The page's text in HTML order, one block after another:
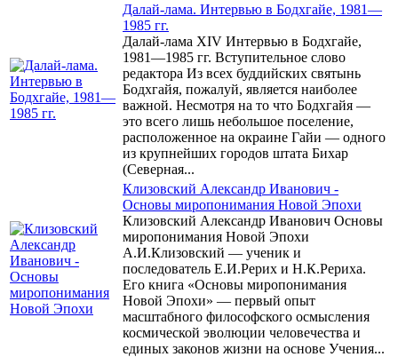
Далай-лама. Интервью в Бодхгайе, 1981—
1985 гг.
Далай-лама XIV Интервью в Бодхгайе,
1981—1985 гг. Вступительное слово
редактора Из всех буддийских святынь
Бодхгайя, пожалуй, является наиболее
важной. Несмотря на то что Бодхгайя —
это всего лишь небольшое поселение,
расположенное на окраине Гайи — одного
из крупнейших городов штата Бихар
(Северная...
Клизовский Александр Иванович -
Основы миропонимания Новой Эпохи
Клизовский Александр Иванович Основы
миропонимания Новой Эпохи
А.И.Клизовский — ученик и
последователь Е.И.Рерих и Н.К.Рериха.
Его книга «Основы миропонимания
Новой Эпохи» — первый опыт
масштабного философского осмысления
космической эволюции человечества и
единых законов жизни на основе Учения...